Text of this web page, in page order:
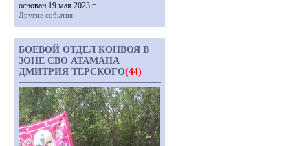
основан 19 мая 2023 г.
Другие события
БОЕВОЙ ОТДЕЛ КОНВОЯ В
ЗОНЕ СВО АТАМАНА
ДМИТРИЯ ТЕРСКОГО(44)